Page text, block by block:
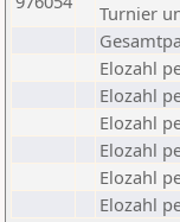
Turnier
Elozahl
Elozahl
Elozahl
Elozahl
Elozahl
Elozahl